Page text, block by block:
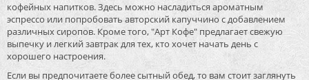
кофейных напитков. Здесь можно насладиться ароматным
эспрессо или попробовать авторский капуччино с добавлением
различных сиропов. Кроме того, "Арт Кофе" предлагает свежую
выпечку и легкий завтрак для тех, кто хочет начать день с
хорошего настроения.
Если вы предпочитаете более сытный обед, то вам стоит заглянуть